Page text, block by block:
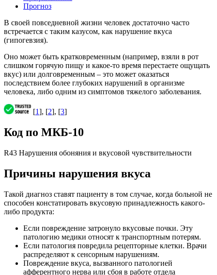
Прогноз
В своей повседневной жизни человек достаточно часто
встречается с таким казусом, как нарушение вкуса
(гипогевзия).
Оно может быть кратковременным (например, взяли в рот
слишком горячую пищу и какое-то время перестаете ощущать
вкус) или долговременным – это может оказаться
последствием более глубоких нарушений в организме
человека, либо одним из симптомов тяжелого заболевания.
[1], [2], [3]
Код по МКБ-10
R43 Нарушения обоняния и вкусовой чувствительности
Причины нарушения вкуса
Такой диагноз ставят пациенту в том случае, когда больной не
способен констатировать вкусовую принадлежность какого-
либо продукта:
Если повреждение затронуло вкусовые почки. Эту
патологию медики относят к транспортным потерям.
Если патология повредила рецепторные клетки. Врачи
распределяют к сенсорным нарушениям.
Повреждение вкуса, вызванного патологией
афферентного нерва или сбоя в работе отдела